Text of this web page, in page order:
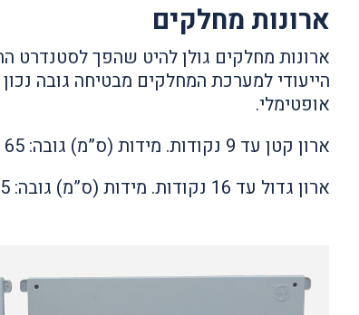
ארונות מחלקים
ארונות מחלקים גולן להיט שהפך לסטנדרט
הייעודי למערכת המחלקים מבטיחה גובה
אופטימלי.
ארון קטן עד 9 נקודות. מידות (ס”מ) גובה: 65 | רוחב: 55 | עומק: 16
ארון גדול עד 16 נקודות. מידות (ס”מ) גובה: 65 | רוחב: 86.3 | עומק: 16